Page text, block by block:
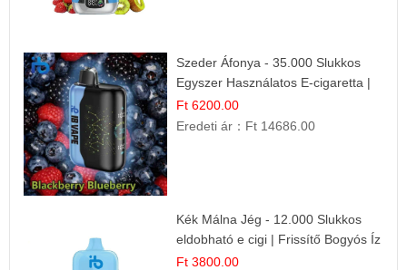
Szeder Áfonya - 35.000 Slukkos
Egyszer Használatos E-cigaretta |
Prémium Ízélmény
Ft 6200.00
Eredeti ár： Ft 14686.00
Kék Málna Jég - 12.000 Slukkos
eldobható e cigi | Frissítő Bogyós Íz
Ft 3800.00